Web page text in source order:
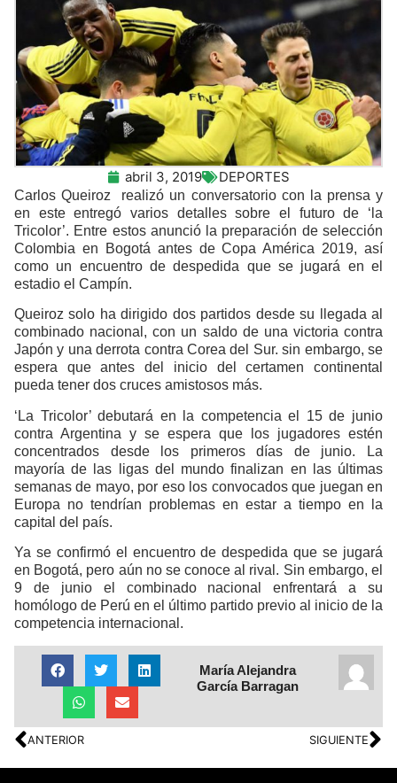
abril 3, 2019 DEPORTES
Carlos Queiroz realizó un conversatorio con la prensa y
en este entregó varios detalles sobre el futuro de ‘la
Tricolor’. Entre estos anunció la preparación de selección
Colombia en Bogotá antes de Copa América 2019, así
como un encuentro de despedida que se jugará en el
estadio el Campín.
Queiroz solo ha dirigido dos partidos desde su llegada al
combinado nacional, con un saldo de una victoria contra
Japón y una derrota contra Corea del Sur. sin embargo, se
espera que antes del inicio del certamen continental
pueda tener dos cruces amistosos más.
‘La Tricolor’ debutará en la competencia el 15 de junio
contra Argentina y se espera que los jugadores estén
concentrados desde los primeros días de junio. La
mayoría de las ligas del mundo finalizan en las últimas
semanas de mayo, por eso los convocados que juegan en
Europa no tendrían problemas en estar a tiempo en la
capital del país.
Ya se confirmó el encuentro de despedida que se jugará
en Bogotá, pero aún no se conoce al rival. Sin embargo, el
9 de junio el combinado nacional enfrentará a su
homólogo de Perú en el último partido previo al inicio de la
competencia internacional.
María Alejandra
García Barragan
ANTERIOR SIGUIENTE